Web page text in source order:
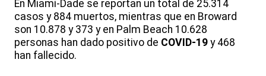
En Miami-Dade se reportan un total de 25.314
casos y 884 muertos, mientras que en Broward
son 10.878 y 373 y en Palm Beach 10.628
personas han dado positivo de COVID-19 y 468
han fallecido.